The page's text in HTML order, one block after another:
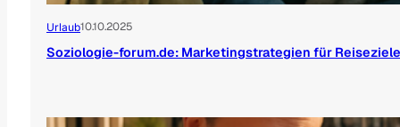
Urlaub10.10.2025
Soziologie-forum.de: Marketingstrategien für Reiseziele